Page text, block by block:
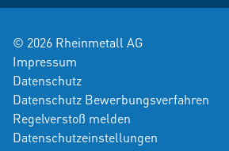
© 2026 Rheinmetall AG
Impressum
Datenschutz
Datenschutz Bewerbungsverfahren
Regelverstoß melden
Datenschutzeinstellungen